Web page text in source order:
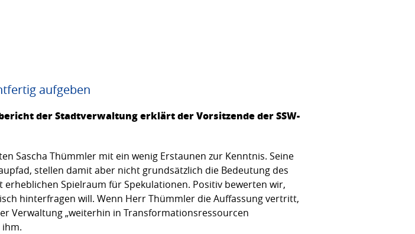
aufgeben
der Stadtverwaltung erklärt der Vorsitzende der SSW-
Sascha Thümmler mit ein wenig Erstaunen zur Kenntnis. Seine
stellen damit aber nicht grundsätzlich die Bedeutung des
Spielraum für Spekulationen. Positiv bewerten wir,
hinterfragen will. Wenn Herr Thümmler die Auffassung vertritt,
Verwaltung „weiterhin in Transformationsressourcen